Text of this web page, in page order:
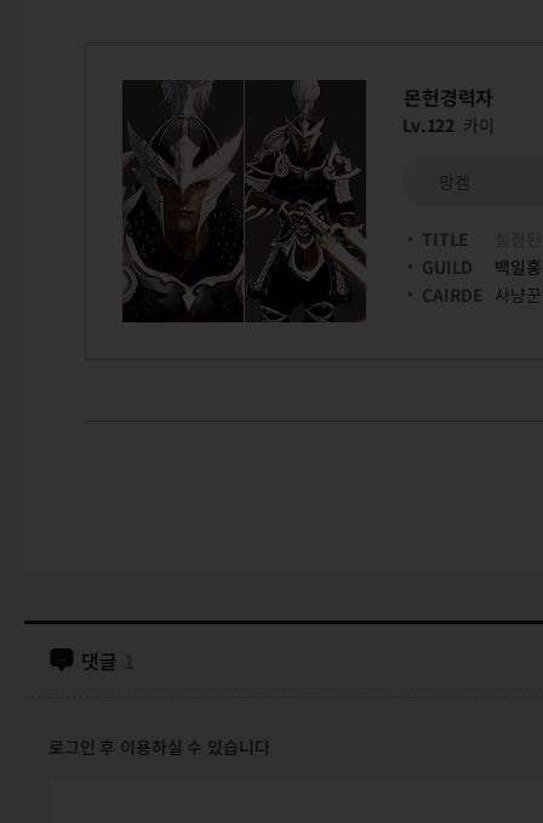
몬헌경력자
Lv.122 카이
망겜
TITLE
GUILD
백일홍
CAIRDE 사냥꾼
댓글 1
로그인 후 이용하실 수 있습니다